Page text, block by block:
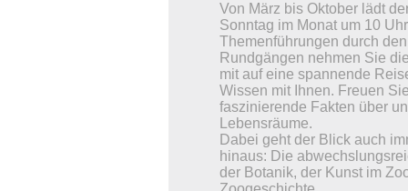
Von März bis Oktober lädt
Sonntag im Monat um 10
Themenführungen durch
Rundgängen nehmen Sie
mit auf eine spannende
Wissen mit Ihnen. Freuen
faszinierende Fakten über
Lebensräume.
Dabei geht der Blick auch
hinaus: Die
der Botanik, der Kunst im